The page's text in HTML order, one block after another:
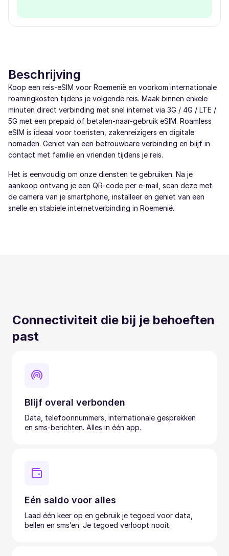
Beschrijving
Koop een reis-eSIM voor Roemenië en voorkom internationale
roamingkosten tijdens je volgende reis. Maak binnen enkele
minuten direct verbinding met snel internet via 3G / 4G / LTE /
5G met een prepaid of betalen-naar-gebruik eSIM. Roamless
eSIM is ideaal voor toeristen, zakenreizigers en digitale
nomaden. Geniet van een betrouwbare verbinding en blijf in
contact met familie en vrienden tijdens je reis.
Het is eenvoudig om onze diensten te gebruiken. Na je
aankoop ontvang je een QR-code per e-mail, scan deze met
de camera van je smartphone, installeer en geniet van een
snelle en stabiele internetverbinding in Roemenië.
Connectiviteit die bij je behoeften
past
Blijf overal verbonden
Data, telefoonnummers, internationale gesprekken
en sms-berichten. Alles in één app.
Eén saldo voor alles
Laad één keer op en gebruik je tegoed voor data,
bellen en sms’en. Je tegoed verloopt nooit.